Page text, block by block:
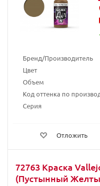
Бренд/Производитель
Цвет
Объем
Код оттенка по
Серия
Отложить
72763 Краска
(Пустынный